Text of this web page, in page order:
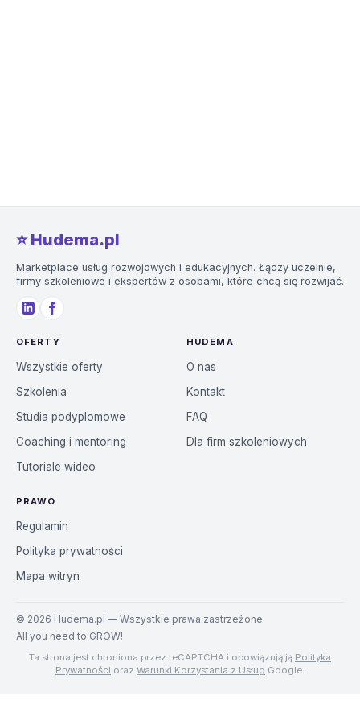
⭐️ Hudema.pl
Marketplace usług rozwojowych i edukacyjnych. Łączy uczelnie,
firmy szkoleniowe i ekspertów z osobami, które chcą się rozwijać.
OFERTY
Wszystkie oferty
Szkolenia
Studia podyplomowe
Coaching i mentoring
Tutoriale wideo
HUDEMA
O nas
Kontakt
FAQ
Dla firm szkoleniowych
PRAWO
Regulamin
Polityka prywatności
Mapa witryn
© 2026 Hudema.pl — Wszystkie prawa zastrzeżone
All you need to GROW!
Ta strona jest chroniona przez reCAPTCHA i obowiązują ją Polityka
Prywatności oraz Warunki Korzystania z Usług Google.